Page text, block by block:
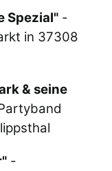
Spezial" -
in 37308
& seine
-